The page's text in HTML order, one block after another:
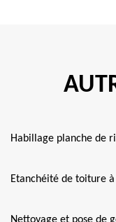
Habillage planche de
Etanchéité de toiture à